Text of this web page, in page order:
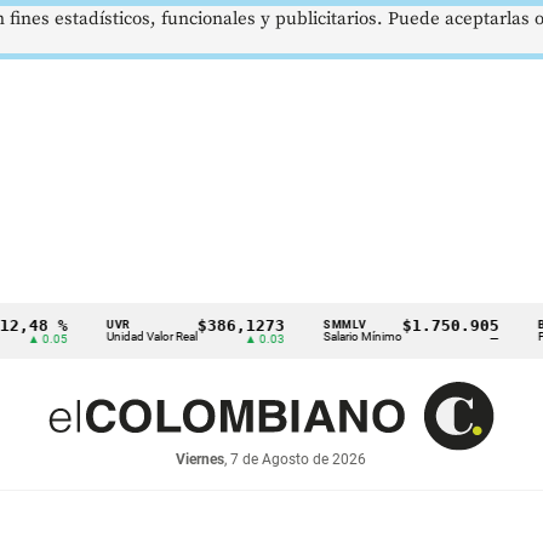
UVR
Unidad Valor Real
$386,1273
▲ 0.03
SMMLV
Salario Mínimo
$1.750.905 BRENT
Petróleo
Viernes, 7 de Agosto de 2026
estadísticos, funcionales y publicitarios. Puede aceptarlas